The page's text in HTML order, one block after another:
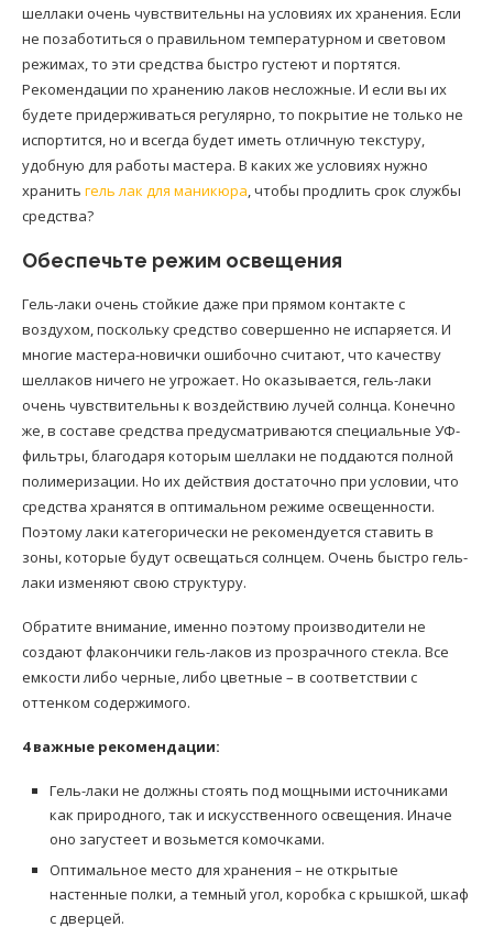
шеллаки очень чувствительны на условиях их хранения. Если
не позаботиться о правильном температурном и световом
режимах, то эти средства быстро густеют и портятся.
Рекомендации по хранению лаков несложные. И если вы их
будете придерживаться регулярно, то покрытие не только не
испортится, но и всегда будет иметь отличную текстуру,
удобную для работы мастера. В каких же условиях нужно
хранить гель лак для маникюра, чтобы продлить срок службы
средства?
Обеспечьте режим освещения
Гель-лаки очень стойкие даже при прямом контакте с
воздухом, поскольку средство совершенно не испаряется. И
многие мастера-новички ошибочно считают, что качеству
шеллаков ничего не угрожает. Но оказывается, гель-лаки
очень чувствительны к воздействию лучей солнца. Конечно
же, в составе средства предусматриваются специальные УФ-
фильтры, благодаря которым шеллаки не поддаются полной
полимеризации. Но их действия достаточно при условии, что
средства хранятся в оптимальном режиме освещенности.
Поэтому лаки категорически не рекомендуется ставить в
зоны, которые будут освещаться солнцем. Очень быстро гель-
лаки изменяют свою структуру.
Обратите внимание, именно поэтому производители не
создают флакончики гель-лаков из прозрачного стекла. Все
емкости либо черные, либо цветные – в соответствии с
оттенком содержимого.
4 важные рекомендации:
Гель-лаки не должны стоять под мощными источниками
как природного, так и искусственного освещения. Иначе
оно загустеет и возьмется комочками.
Оптимальное место для хранения – не открытые
настенные полки, а темный угол, коробка с крышкой, шкаф
с дверцей.